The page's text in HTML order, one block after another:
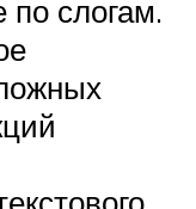
слогам.